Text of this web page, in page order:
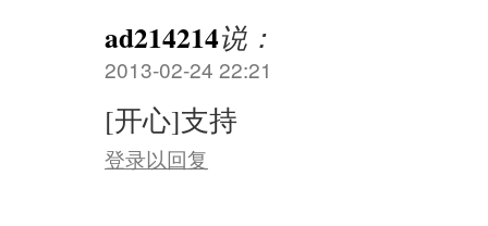
ad214214说：
2013-02-24 22:21
[开心]支持
登录以回复